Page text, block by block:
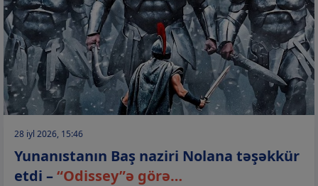
28 iyl 2026, 15:46
Yunanıstanın Baş naziri Nolana təşəkkür
etdi –“Odissey”ə görə…